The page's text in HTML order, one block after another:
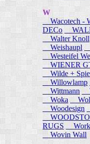
W
Wacotech -
DECo
Walter Knoll
Weishaupl
Westeifel
WIENER
Wilde +
Willowlamp
Wittmann
Woka
Woodesign
RUGS
Wovin Wall